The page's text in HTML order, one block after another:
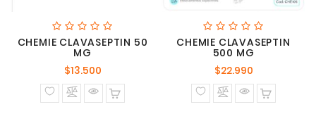
CHEMIE CLAVASEPTIN 50
MG
$13.500Precio
normal
CHEMIE CLAVASEPTIN
500 MG
$22.990Precio
normal